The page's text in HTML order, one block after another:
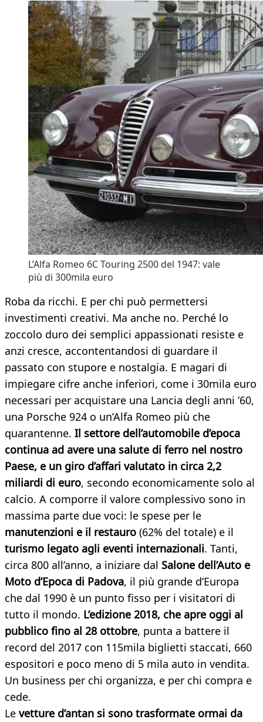
L’Alfa Romeo 6C Touring 2500 del 1947: vale
più di 300mila euro
Roba da ricchi. E per chi può permettersi
investimenti creativi. Ma anche no. Perché lo
zoccolo duro dei semplici appassionati resiste e
anzi cresce, accontentandosi di guardare il
passato con stupore e nostalgia. E magari di
impiegare cifre anche inferiori, come i 30mila euro
necessari per acquistare una Lancia degli anni ’60,
una Porsche 924 o un’Alfa Romeo più che
quarantenne. Il settore dell’automobile d’epoca
continua ad avere una salute di ferro nel nostro
Paese, e un giro d’affari valutato in circa 2,2
miliardi di euro, secondo economicamente solo al
calcio. A comporre il valore complessivo sono in
massima parte due voci: le spese per le
manutenzioni e il restauro (62% del totale) e il
turismo legato agli eventi internazionali. Tanti,
circa 800 all’anno, a iniziare dal Salone dell’Auto e
Moto d’Epoca di Padova, il più grande d’Europa
che dal 1990 è un punto fisso per i visitatori di
tutto il mondo. L’edizione 2018, che apre oggi al
pubblico fino al 28 ottobre, punta a battere il
record del 2017 con 115mila biglietti staccati, 660
espositori e poco meno di 5 mila auto in vendita.
Un business per chi organizza, e per chi compra e
cede.
Le vetture d’antan si sono trasformate ormai da